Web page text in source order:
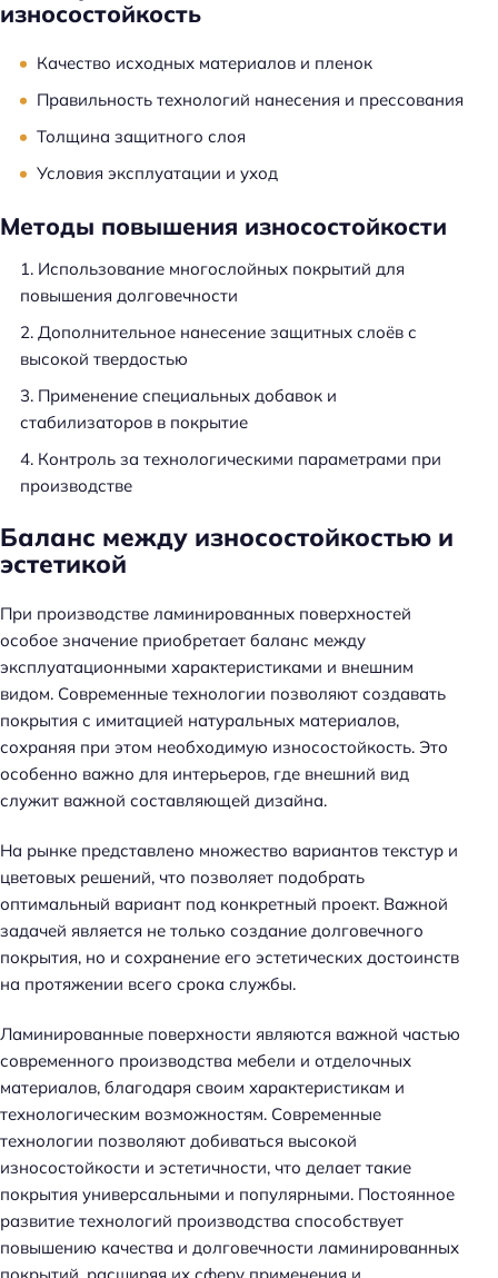
износостойкость
Качество исходных материалов и пленок
Правильность технологий нанесения и прессования
Толщина защитного слоя
Условия эксплуатации и уход
Методы повышения износостойкости
Использование многослойных покрытий для
повышения долговечности
Дополнительное нанесение защитных слоёв с
высокой твердостью
Применение специальных добавок и
стабилизаторов в покрытие
Контроль за технологическими параметрами при
производстве
Баланс между износостойкостью и
эстетикой
При производстве ламинированных поверхностей
особое значение приобретает баланс между
эксплуатационными характеристиками и внешним
видом. Современные технологии позволяют создавать
покрытия с имитацией натуральных материалов,
сохраняя при этом необходимую износостойкость. Это
особенно важно для интерьеров, где внешний вид
служит важной составляющей дизайна.
На рынке представлено множество вариантов текстур и
цветовых решений, что позволяет подобрать
оптимальный вариант под конкретный проект. Важной
задачей является не только создание долговечного
покрытия, но и сохранение его эстетических достоинств
на протяжении всего срока службы.
Ламинированные поверхности являются важной частью
современного производства мебели и отделочных
материалов, благодаря своим характеристикам и
технологическим возможностям. Современные
технологии позволяют добиваться высокой
износостойкости и эстетичности, что делает такие
покрытия универсальными и популярными. Постоянное
развитие технологий производства способствует
повышению качества и долговечности ламинированных